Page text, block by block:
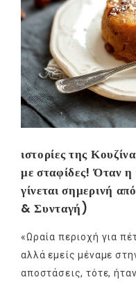
ιστορίες της
με σταφίδες! Όταν η
γίνεται σημερινή
& Συνταγή)
«Ωραία περιοχή για
αλλά εμείς μέναμε
αποστάσεις, τότε,